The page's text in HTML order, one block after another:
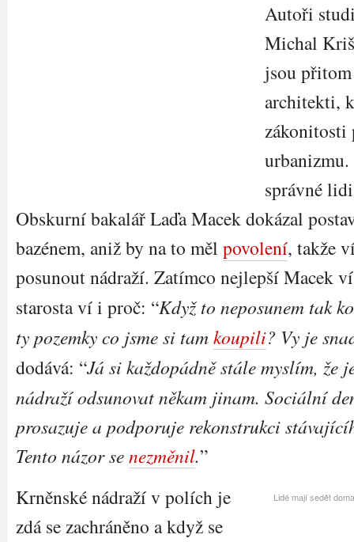
Autoři
Michal
jsou
architekti,
urbanizmu.
správné
Obskurní bakalář Laďa Macek dokázal
bazénem, aniž by na to měl povolení, takže
posunout nádraží. Zatímco nejlepší Macek
starosta ví i proč: “Když to neposunem tak
ty pozemky co jsme si tamkoupili? Vy je
dodává: “Já si každopádně stále myslím, že
nádraží odsunovat někam jinam. Sociální
prosazuje a podporuje rekonstrukci
Tento názor senezměnil.”
Lidé mají sedět
Krněnské nádraží v polích je
zdá se zachráněno a když se